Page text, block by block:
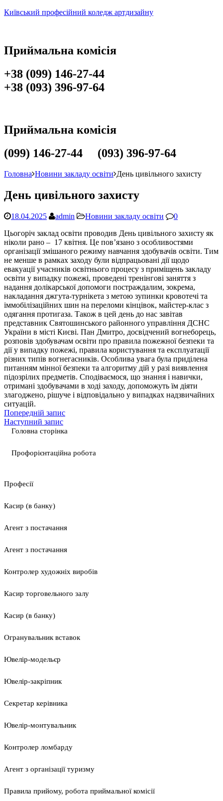
Київський професійний коледж артдизайну
Приймальна комісія
+38 (099) 146-27-44
+38 (093) 396-97-64
Приймальна комісія
(099) 146-27-44 (093) 396-97-64
Головна Новини закладу освіти День цивільного захисту
День цивільного захисту
18.04.2025 admin Новини закладу освіти
0
Цьогоріч заклад освіти проводив День цивільного захисту як
ніколи рано – 17 квітня. Це пов’язано з особливостями
організації змішаного режиму навчання здобувачів освіти. Тим
не менше в рамках заходу були відпрацьовані дії щодо
евакуації учасників освітнього процесу з приміщень закладу
освіти у випадку пожежі, проведені тренінгові заняття з
надання долікарської допомоги постраждалим, зокрема,
накладання джгута-турнікета з метою зупинки кровотечі та
іммобілізаційних шин на переломи кінцівок, майстер-клас з
одягання протигаза. Також в цей день до нас завітав
представник Святошинського районного управління ДСНС
України в місті Києві. Пан Дмитро, досвідчений вогнеборець,
розповів здобувачам освіти про правила пожежної безпеки та
дії у випадку пожежі, правила користування та експлуатації
різних типів вогнегасників. Особлива увага була приділена
питанням мінної безпеки та алгоритму дій у разі виявлення
підозрілих предметів. Сподіваємося, що знання і навички,
отримані здобувачами в ході заходу, допоможуть їм діяти
злагоджено, рішуче і відповідально у випадках надзвичайних
ситуацій.
Попередній запис
Наступний запис
Головна сторінка
Профорієнтаційна робота
Професії
Касир (в банку)
Агент з постачання
Агент з постачання
Контролер художніх виробів
Касир торговельного залу
Касир (в банку)
Огранувальник вставок
Ювелір-модельєр
Ювелір-закріпник
Секретар керівника
Ювелір-монтувальник
Контролер ломбарду
Агент з організації туризму
Правила прийому, робота приймальної комісії